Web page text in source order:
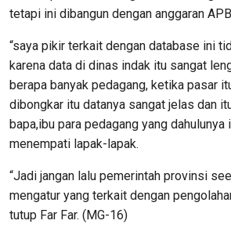
tetapi ini dibangun dengan anggaran
“saya pikir terkait dengan database ini
karena data di dinas indak itu sangat
berapa banyak pedagang, ketika pasar
dibongkar itu datanya sangat jelas dan
bapa,ibu para pedagang yang
menempati lapak-lapak.
“Jadi jangan lalu pemerintah provinsi
mengatur yang terkait dengan
tutup Far Far. (MG-16)